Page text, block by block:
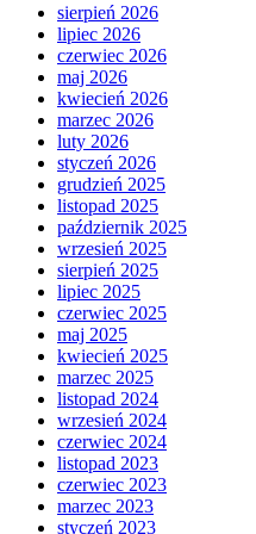
sierpień 2026
lipiec 2026
czerwiec 2026
maj 2026
kwiecień 2026
marzec 2026
luty 2026
styczeń 2026
grudzień 2025
listopad 2025
październik 2025
wrzesień 2025
sierpień 2025
lipiec 2025
czerwiec 2025
maj 2025
kwiecień 2025
marzec 2025
listopad 2024
wrzesień 2024
czerwiec 2024
listopad 2023
czerwiec 2023
marzec 2023
styczeń 2023